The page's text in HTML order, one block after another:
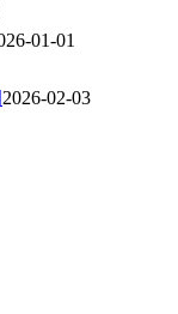
01-01
2026-02-03